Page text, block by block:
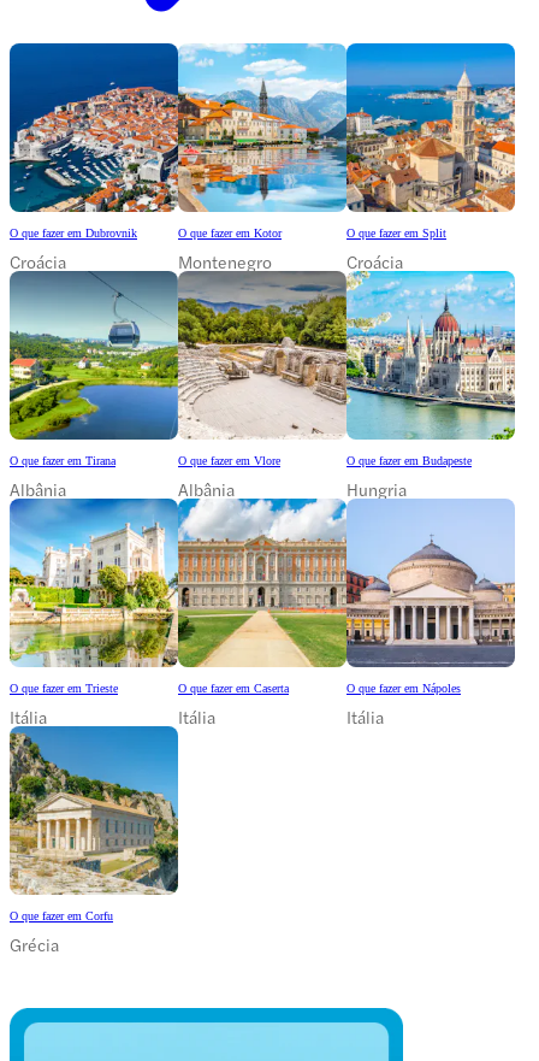
O que fazer em Dubrovnik
Croácia
O que fazer em Kotor
Montenegro
O que fazer em Split
Croácia
O que fazer em Tirana
Albânia
O que fazer em Vlore
Albânia
O que fazer em Budapeste
Hungria
O que fazer em Trieste
Itália
O que fazer em Caserta
Itália
O que fazer em Nápoles
Itália
O que fazer em Corfu
Grécia